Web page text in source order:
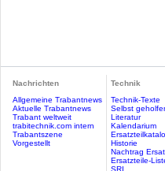
Nachrichten
Allgemeine Trabantnews
Aktuelle Trabantnews
Trabant weltweit
trabitechnik.com intern
Trabantszene
Vorgestellt
Technik
Technik-Texte
Selbst
Literatur
Kalendarium
Historie
Nachtrag
Ersatzteile-
SRI